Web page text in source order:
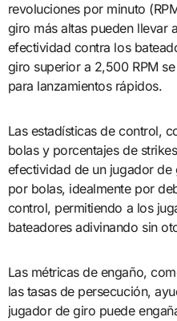
revoluciones por minuto
giro más altas pueden llevar
efectividad contra los
giro superior a 2,500 RPM
para lanzamientos rápidos.
Las estadísticas de control,
bolas y porcentajes de
efectividad de un jugador de
por bolas, idealmente por
control, permitiendo a los
bateadores adivinando sin
Las métricas de engaño,
las tasas de persecución,
jugador de giro puede